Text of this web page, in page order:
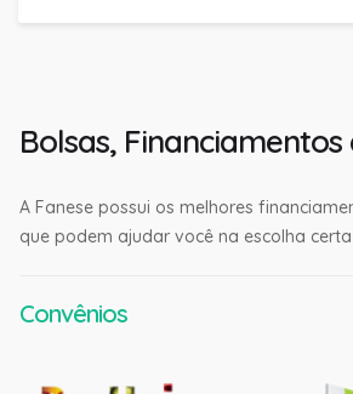
Bolsas,
A Fanese possui os melhores
que podem ajudar você na escolha
Convênios